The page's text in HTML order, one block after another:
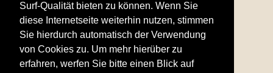
Surf-Qualität bieten zu können. Wenn Sie
diese Internetseite weiterhin nutzen, stimmen
Sie hierdurch automatisch der Verwendung
von Cookies zu. Um mehr hierüber zu
erfahren, werfen Sie bitte einen Blick auf